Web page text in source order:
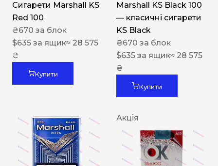
Сигарети Marshall KS
Red 100
₴670 за блок
$635 за ящик≈ 28 575
₴
Купити
Marshall KS Black 100
— класичні сигарети
KS Black
₴670 за блок
$635 за ящик≈ 28 575
₴
Купити
Акція